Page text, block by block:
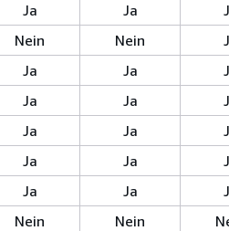
Ja Ja
Nein Nein
Ja Ja
Ja Ja
Ja Ja
Ja Ja
Ja Ja
Nein Nein